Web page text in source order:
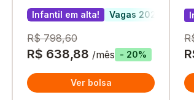
Infantil em alta!
Vagas 2027
R$ 798,60
R$ 638,88 /mês - 20%
Ver bolsa